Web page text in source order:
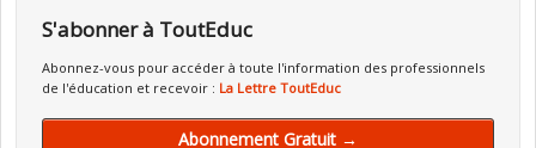
S'abonner à ToutEduc
Abonnez-vous pour accéder à toute l'information des professionnels
de l'éducation et recevoir : La Lettre ToutEduc
Abonnement Gratuit →